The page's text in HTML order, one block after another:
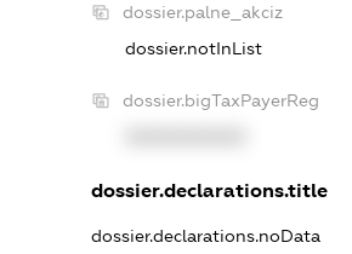
dossier.palne_akciz
dossier.notInList
dossier.bigTaxPayerReg
dossier.declarations.title
dossier.declarations.noData